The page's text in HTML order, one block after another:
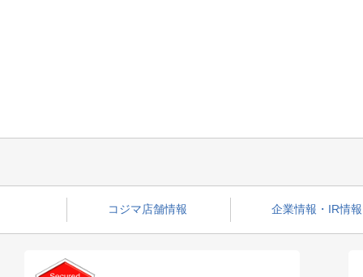
コジマ店舗情報 企業情報・IR情報